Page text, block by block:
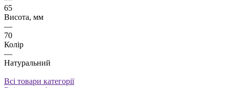
65
Висота, мм
—
70
Колір
—
Натуральний
Всі товари категорії